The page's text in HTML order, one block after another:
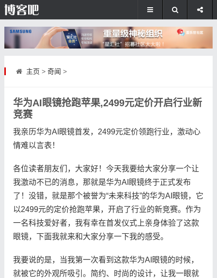
主页 > 奇闻 >
华为AI眼镜抢跑苹果,2499元定价开启行业新
竞赛
我亲历华为AI眼镜首发，2499元定价领跑行业，激动心
情难以言表！
各位读者朋友们，大家好！今天我要给大家分享一个让
我激动不已的消息，那就是华为AI眼镜终于正式发布
了！没错，就是那个被誉为“未来科技”的华为AI眼镜，它
以2499元的定价抢跑苹果，开启了行业的新竞赛。作为
一名科技爱好者，我有幸在首发仪式上亲身体验了这款
眼镜，下面我就来和大家分享一下我的感受。
我要说的是，当我第一次看到这款华为AI眼镜的时候，
就被它的外观所吸引。简约、时尚的设计，让我一眼就